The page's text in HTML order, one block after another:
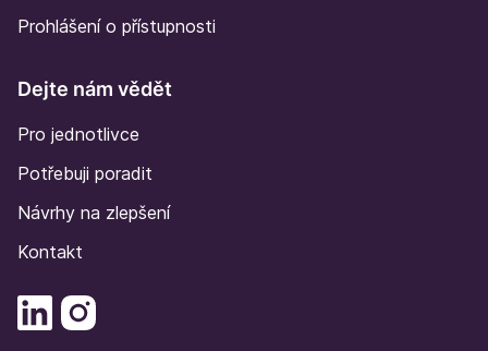
Prohlášení o přístupnosti
Dejte nám vědět
Pro jednotlivce
Potřebuji poradit
Návrhy na zlepšení
Kontakt